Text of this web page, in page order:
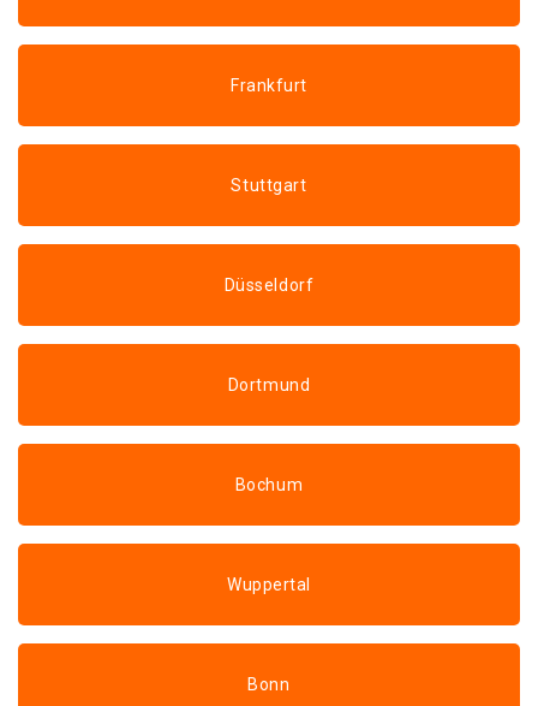
Frankfurt
Stuttgart
Düsseldorf
Dortmund
Bochum
Wuppertal
Bonn